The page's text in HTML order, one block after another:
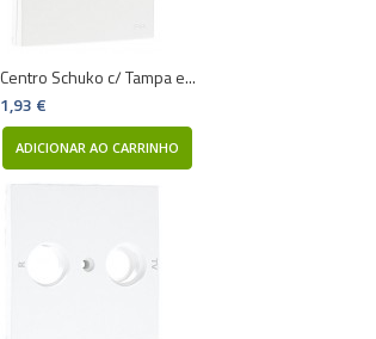
Centro Schuko c/ Tampa e...
1,93 €
ADICIONAR AO CARRINHO